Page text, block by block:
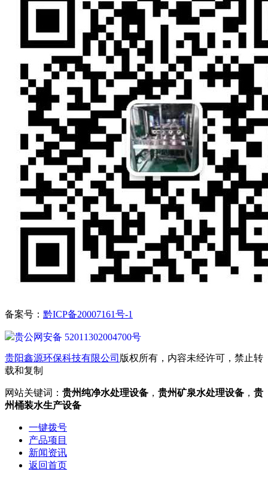
备案号： 黔ICP备20007161号-1
贵公网安备 52011302004700号
贵阳鑫源环保科技有限公司 版权所有，内容未经许可，禁止转
载和复制
网站关键词： 贵州纯净水处理设备 ， 贵州矿泉水处理设备 ， 贵
州桶装水生产设备
一键拨号
产品项目
新闻资讯
返回首页